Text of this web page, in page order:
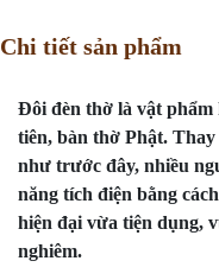
Chi tiết sản phẩm
Đôi đèn thờ là vật
tiên, bàn thờ Phật.
như trước đây, nhiều
năng tích điện bằng
hiện đại vừa tiện dụng,
nghiêm.